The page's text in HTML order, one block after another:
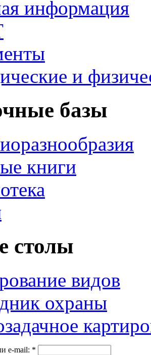
информация
и
базы
книги
столы
видов
охраны
e-mail: *